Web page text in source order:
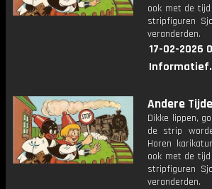
ook met de
stripfiguren
veranderden.
17-02-2026
Andere
Dikke lippen,
de strip
Horen
ook met de
stripfiguren
veranderden.